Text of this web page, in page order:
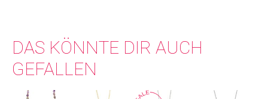
DAS KÖNNTE DIR AUCH
GEFALLEN